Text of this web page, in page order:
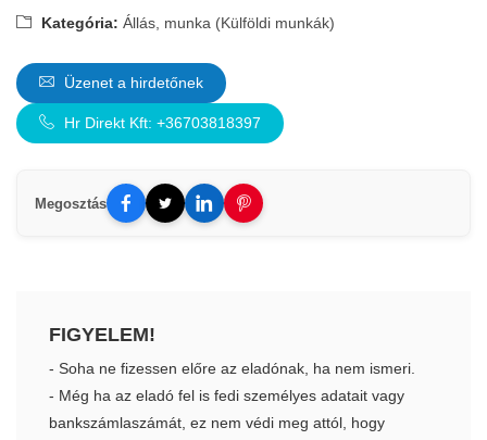
Kategória: Állás, munka (Külföldi munkák)
Üzenet a hirdetőnek
Hr Direkt Kft: +36703818397
Megosztás
FIGYELEM!
- Soha ne fizessen előre az eladónak, ha nem ismeri.
- Még ha az eladó fel is fedi személyes adatait vagy
bankszámlaszámát, ez nem védi meg attól, hogy